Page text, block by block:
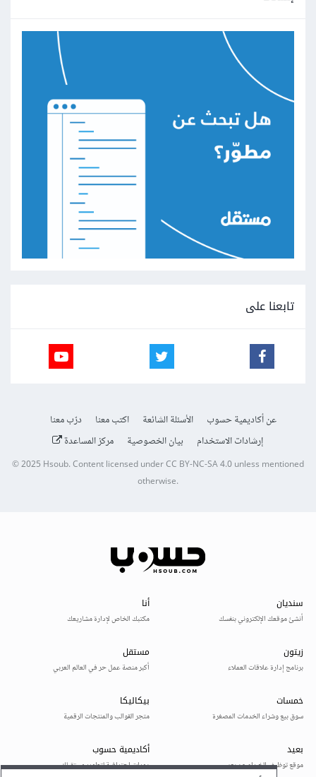
تابعنا على
عن أكاديمية حسوب الأسئلة الشائعة اكتب معنا
درّب معنا
إرشادات الاستخدام
بيان الخصوصية مركز المساعدة
© 2025Hsoub.Content licensed underCC BY-NC-SA 4.0unless mentioned
otherwise.